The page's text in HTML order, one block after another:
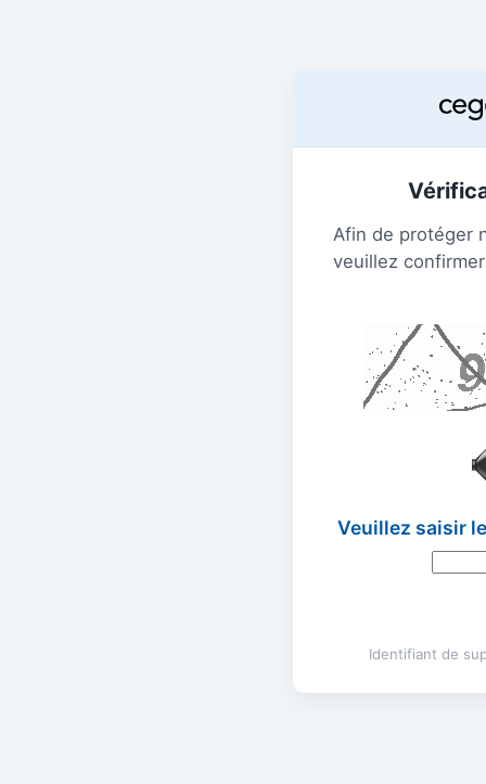
Afin de protéger
veuillez
Veuillez saisir
Identifiant de